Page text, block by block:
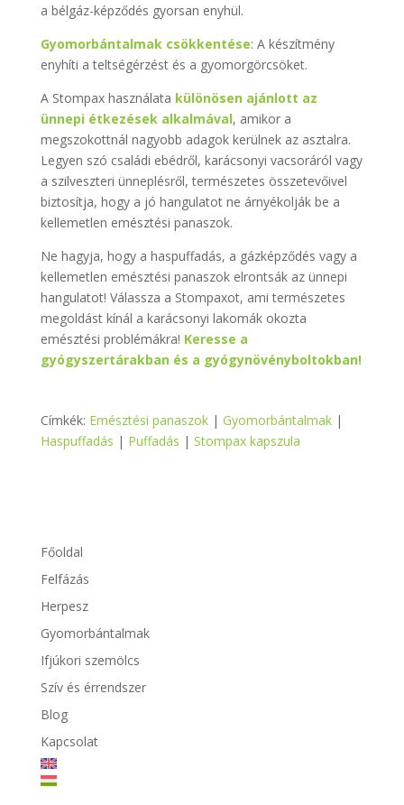
a bélgáz-képződés gyorsan enyhül.
Gyomorbántalmak csökkentése: A készítmény
enyhíti a teltségérzést és a gyomorgörcsöket.
A Stompax használata különösen ajánlott az
ünnepi étkezések alkalmával, amikor a
megszokottnál nagyobb adagok kerülnek az asztalra.
Legyen szó családi ebédről, karácsonyi vacsoráról vagy
a szilveszteri ünneplésről, természetes összetevőivel
biztosítja, hogy a jó hangulatot ne árnyékolják be a
kellemetlen emésztési panaszok.
Ne hagyja, hogy a haspuffadás, a gázképződés vagy a
kellemetlen emésztési panaszok elrontsák az ünnepi
hangulatot! Válassza a Stompaxot, ami természetes
megoldást kínál a karácsonyi lakomák okozta
emésztési problémákra! Keresse a
gyógyszertárakban és a gyógynövényboltokban!
Címkék: Emésztési panaszok| Gyomorbántalmak|
Haspuffadás | Puffadás | Stompax kapszula
Főoldal
Felfázás
Herpesz
Gyomorbántalmak
Ifjúkori szemölcs
Szív és érrendszer
Blog
Kapcsolat